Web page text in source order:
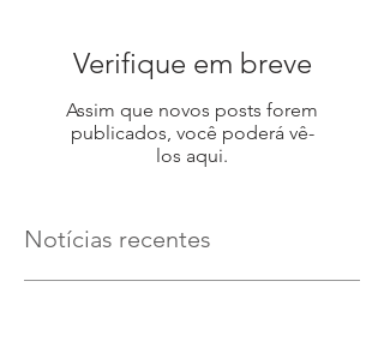
Verifique em breve
Assim que novos posts forem
publicados, você poderá vê-
los aqui.
Notícias recentes